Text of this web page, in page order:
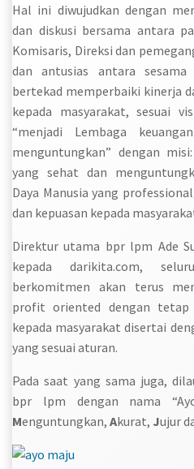
Hal ini diwujudkan dengan
dan diskusi bersama antara
Komisaris, Direksi dan
dan antusias antara
bertekad memperbaiki kinerja
kepada masyarakat, sesuai
“menjadi Lembaga
menguntungkan” dengan
yang sehat dan
Daya Manusia yang
dan kepuasan kepada
Direktur utama bpr lpm Ade
kepada darikita.com,
berkomitmen akan terus
profit oriented dengan tetap
kepada masyarakat disertai
yang sesuai aturan.
Pada saat yang sama juga,
bpr lpm dengan nama
Menguntungkan, Akurat, Jujur